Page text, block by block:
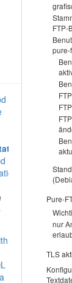
FTP-
pure-
Pure-
nur
TLS